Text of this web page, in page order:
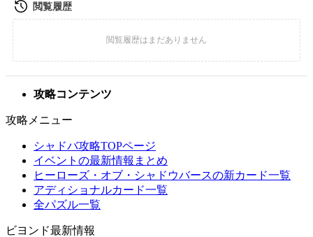
攻略コンテンツ
攻略メニュー
シャドバ攻略TOPページ
イベントの最新情報まとめ
ヒーローズ・オブ・シャドウバースの新カード一覧
アディショナルカード一覧
全パズル一覧
ビヨンド最新情報